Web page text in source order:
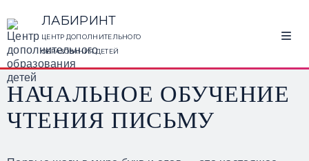
ЛАБИРИНТ
ЦЕНТР ДОПОЛНИТЕЛЬНОГО
ОБРАЗОВАНИЯ ДЕТЕЙ
НАЧАЛЬНОЕ ОБУЧЕНИЕ
ЧТЕНИЯ ПИСЬМУ